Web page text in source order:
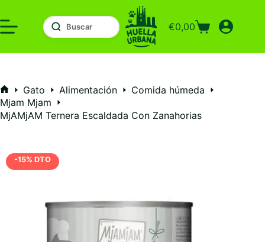
al
contenido
Carro
compra
€0,00
Inicio
Gato Alimentación
Comida húmeda
Mjam Mjam
MjAMjAM Ternera Escaldada Con Zanahorias
-15% DTO